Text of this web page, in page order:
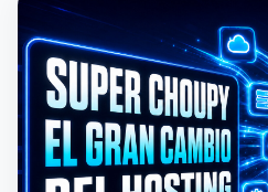
hablar! Soy
asistente de
que necesitas y
pequenos
10/08/2026 11:14